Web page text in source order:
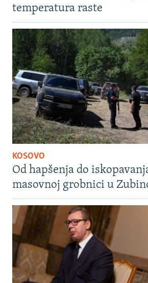
temperatura raste
KOSOVO
Od hapšenja do
masovnoj grobnici u